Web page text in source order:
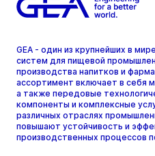
GEA - один из крупнейших в
систем для пищевой
производства напитков и
ассортимент включает в себя
а также передовые
компоненты и комплексные
различных отраслях
повышают устойчивость и
производственных процессов